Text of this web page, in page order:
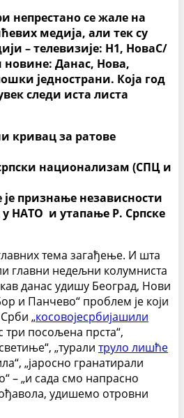
непрестано се жале на
медија, али тек су
– телевизије: Н1, НоваС/
Данас, Нова,
једнострани. Која год
следи иста листа
кривац за ратове
национализам (СПЦ и
признање независности
у НАТО и утапање Р. Српске
тема загађење. И шта
главни недељни колумниста
данас удишу Београд, Нови
и Панчево“ проблем је који
„косовојесрбијашили
три посољена прста“,
„турали труло лишће
„јаросно гранатирали
– „и сада смо напрасно
удишемо отровни